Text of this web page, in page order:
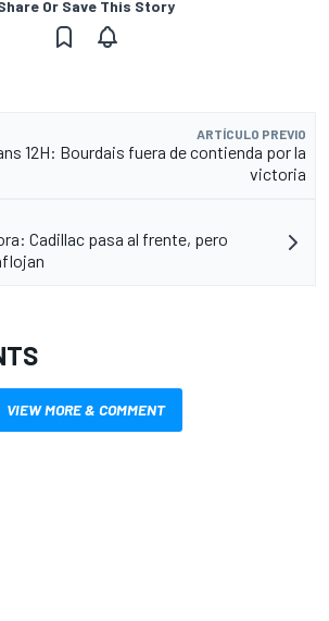
Or Save This Story
ARTÍCULO PREVIO
12H: Bourdais fuera de contienda por la
victoria
Cadillac pasa al frente, pero
VIEW MORE & COMMENT